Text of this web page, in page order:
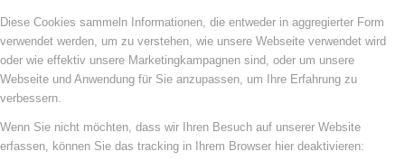
Diese Cookies sammeln Informationen, die entweder in aggregierter Form
verwendet werden, um zu verstehen, wie unsere Webseite verwendet wird
oder wie effektiv unsere Marketingkampagnen sind, oder um unsere
Webseite und Anwendung für Sie anzupassen, um Ihre Erfahrung zu
verbessern.
Wenn Sie nicht möchten, dass wir Ihren Besuch auf unserer Website
erfassen, können Sie das tracking in Ihrem Browser hier deaktivieren: